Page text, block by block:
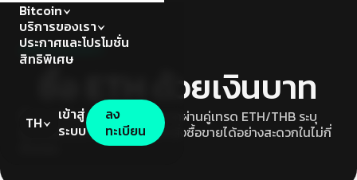
Bitcoin
บริการของเรา
ประกาศและโปรโมชั่น
สิทธิพิเศษ
TH
เข้าสู่
ระบบ
ลง
ทะเบียน
บริการของเรา
ซื้อ ETH ด้วยเงินบาท
ซื้อขาย Ethereum ด้วยเงินบาทผ่านคู่เทรด ETH/THB ระบุ
จำนวนที่ต้องการ และยืนยันคำสั่งซื้อขายได้อย่างสะดวกในไม่กี่